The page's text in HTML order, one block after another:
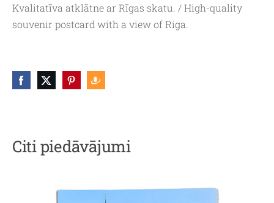
Kvalitatīva atklātne ar Rīgas skatu. / High-quality
souvenir postcard with a view of Riga.
Citi piedāvājumi